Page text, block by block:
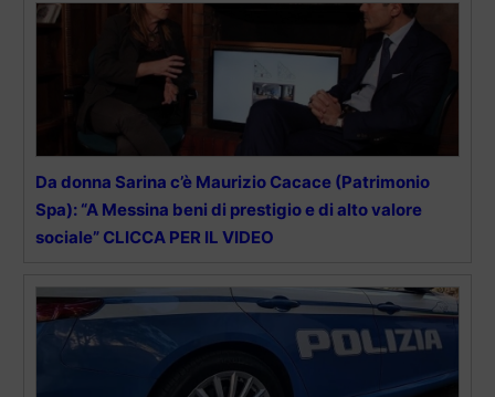
Da donna Sarina c’è Maurizio Cacace (Patrimonio
Spa): “A Messina beni di prestigio e di alto valore
sociale” CLICCA PER IL VIDEO